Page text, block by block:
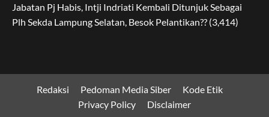
Jabatan Pj Habis, Intji Indriati Kembali Ditunjuk Sebagai
Plh Sekda Lampung Selatan, Besok Pelantikan?? (3,414)
Redaksi Pedoman Media Siber
Kode Etik
Privacy Policy
Disclaimer